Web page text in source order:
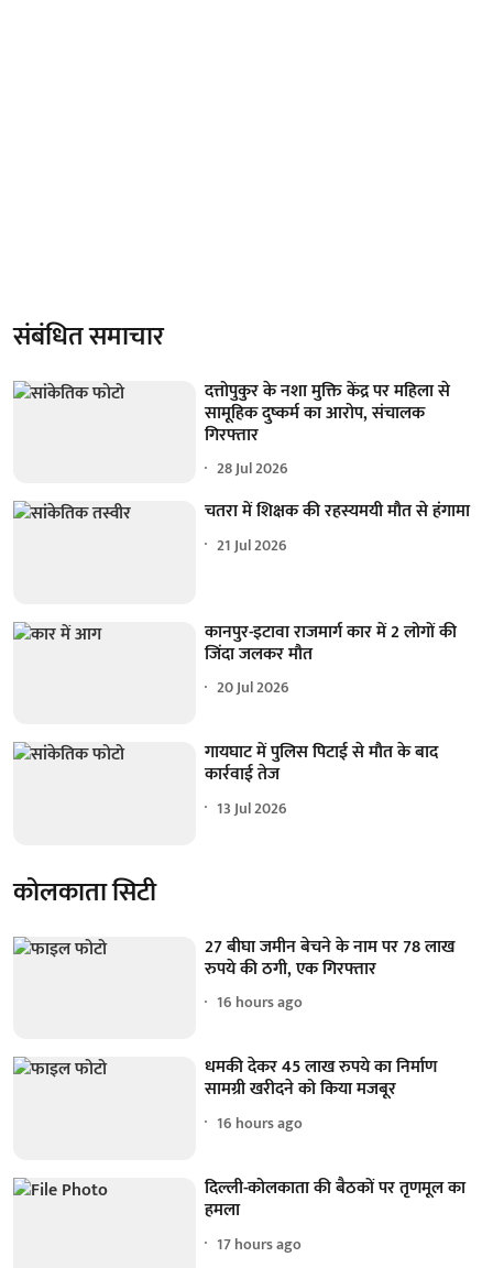
संबंधित समाचार
दत्तोपुकुर के नशा मुक्ति केंद्र पर महिला से
सामूहिक दुष्कर्म का आरोप, संचालक
गिरफ्तार
28 Jul 2026
चतरा में शिक्षक की रहस्यमयी मौत से हंगामा
21 Jul 2026
कानपुर-इटावा राजमार्ग कार में 2 लोगों की
जिंदा जलकर मौत
20 Jul 2026
गायघाट में पुलिस पिटाई से मौत के बाद
कार्रवाई तेज
13 Jul 2026
कोलकाता सिटी
27 बीघा जमीन बेचने के नाम पर 78 लाख
रुपये की ठगी, एक गिरफ्तार
16 hours ago
धमकी देकर 45 लाख रुपये का निर्माण
सामग्री खरीदने को किया मजबूर
16 hours ago
दिल्ली-कोलकाता की बैठकों पर तृणमूल का
हमला
17 hours ago